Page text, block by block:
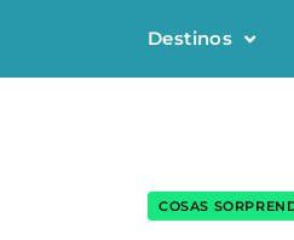
Destinos
COSAS